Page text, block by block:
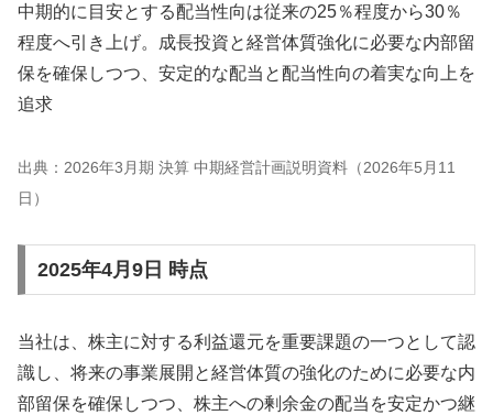
中期的に目安とする配当性向は従来の25％程度から30％
程度へ引き上げ。成長投資と経営体質強化に必要な内部留
保を確保しつつ、安定的な配当と配当性向の着実な向上を
追求
出典：2026年3月期 決算 中期経営計画説明資料（2026年5月11
日）
2025年4月9日 時点
当社は、株主に対する利益還元を重要課題の一つとして認
識し、将来の事業展開と経営体質の強化のために必要な内
部留保を確保しつつ、株主への剰余金の配当を安定かつ継